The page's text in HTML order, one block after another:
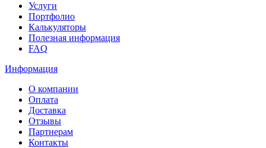
Услуги
Портфолио
Калькуляторы
Полезная информация
FAQ
Информация
О компании
Оплата
Доставка
Отзывы
Партнерам
Контакты